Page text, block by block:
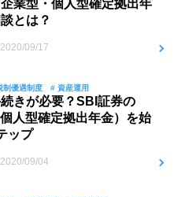
企業型・個人型確定拠出年
とは？
09/17
制優遇制度 # 資産運用
きが必要？SBI証券の
人型確定拠出年金）を始
ップ
09/04